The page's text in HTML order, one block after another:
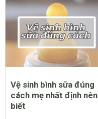
Vệ sinh bình sữa đúng
cách mẹ nhất định nên
biết